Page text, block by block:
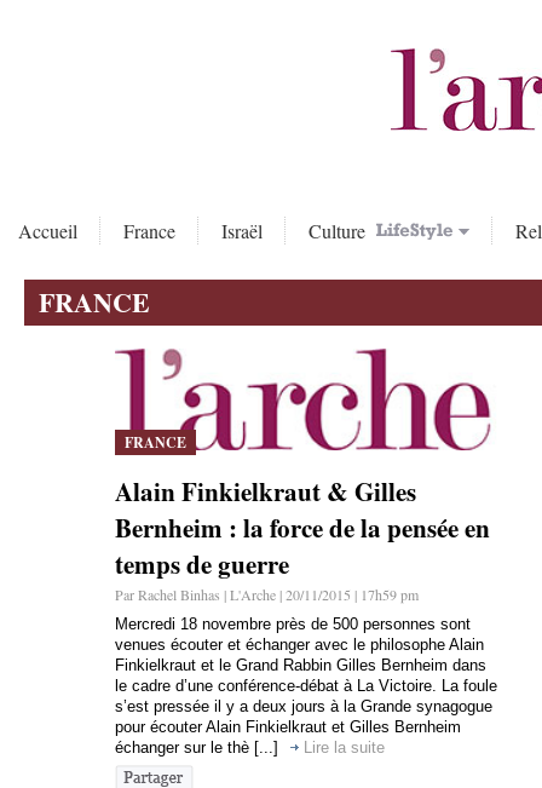
Accueil France Israël Culture
FRANCE
FRANCE
Alain Finkielkraut & Gilles
Bernheim : la force de la pensée en
temps de guerre
Par Rachel Binhas | L'Arche | 20/11/2015 | 17h59 pm
Mercredi 18 novembre près de 500 personnes sont
venues écouter et échanger avec le philosophe Alain
Finkielkraut et le Grand Rabbin Gilles Bernheim dans
le cadre d’une conférence-débat à La Victoire. La foule
s’est pressée il y a deux jours à la Grande synagogue
pour écouter Alain Finkielkraut et Gilles Bernheim
échanger sur le thè [...]
Lire la suite